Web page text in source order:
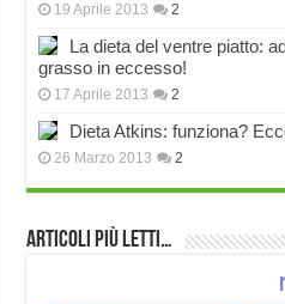
19 Aprile 2013 2
La dieta del ventre piatto:
grasso in eccesso!
17 Aprile 2013 2
Dieta Atkins: funziona?
26 Marzo 2013 2
Articoli più Letti…